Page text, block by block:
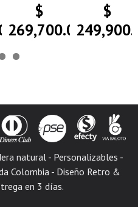
$
269,700.00
$
natural - Personalizables -
Colombia - Diseño Retro &
en 3 días.